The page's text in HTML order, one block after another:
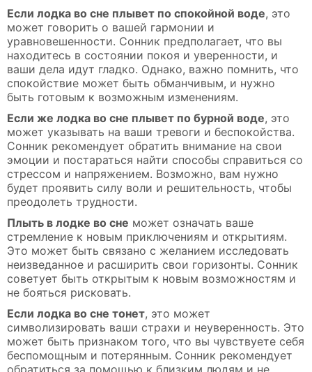
Если лодка во сне плывет по спокойной воде, это
может говорить о вашей гармонии и
уравновешенности. Сонник предполагает, что вы
находитесь в состоянии покоя и уверенности, и
ваши дела идут гладко. Однако, важно помнить, что
спокойствие может быть обманчивым, и нужно
быть готовым к возможным изменениям.
Если же лодка во сне плывет по бурной воде, это
может указывать на ваши тревоги и беспокойства.
Сонник рекомендует обратить внимание на свои
эмоции и постараться найти способы справиться со
стрессом и напряжением. Возможно, вам нужно
будет проявить силу воли и решительность, чтобы
преодолеть трудности.
Плыть в лодке во сне может означать ваше
стремление к новым приключениям и открытиям.
Это может быть связано с желанием исследовать
неизведанное и расширить свои горизонты. Сонник
советует быть открытым к новым возможностям и
не бояться рисковать.
Если лодка во сне тонет, это может
символизировать ваши страхи и неуверенность. Это
может быть признаком того, что вы чувствуете себя
беспомощным и потерянным. Сонник рекомендует
обратиться за помощью к близким людям и не